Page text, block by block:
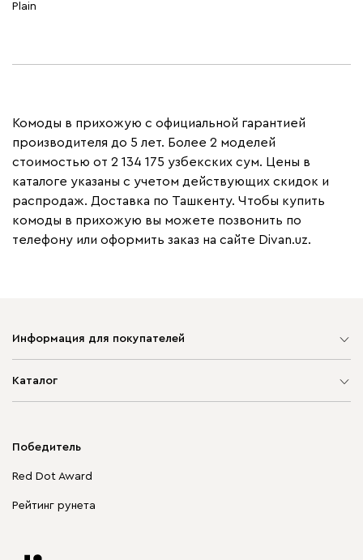
Plain
Комоды в прихожую с официальной гарантией
производителя до 5 лет. Более 2 моделей
стоимостью от 2 134 175 узбекских сум. Цены в
каталоге указаны с учетом действующих скидок и
распродаж. Доставка по Ташкенту. Чтобы купить
комоды в прихожую вы можете позвонить по
телефону или оформить заказ на сайте Divan.uz.
Информация для покупателей
Каталог
Корпусная мебель
Столы и стулья
Победитель
Red Dot Award
Рейтинг рунета